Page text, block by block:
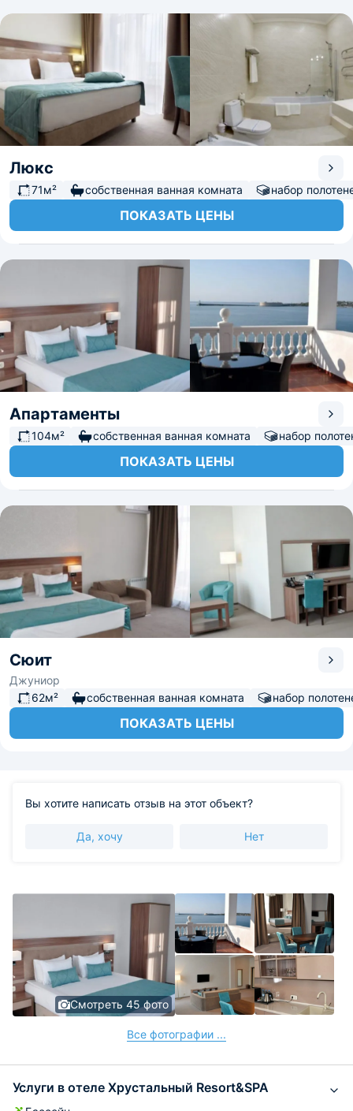
Люкс
71м² собственная ванная комната набор
ПОКАЗАТЬ ЦЕНЫ
Апартаменты
104м² собственная ванная комната набор
ПОКАЗАТЬ ЦЕНЫ
Сюит
Джуниор
62м²
собственная ванная комната набор
ПОКАЗАТЬ ЦЕНЫ
Вы хотите написать отзыв на этот объект?
Да, хочу Нет
Смотреть 45 фото
Все фотографии ...
Услуги в отеле Хрустальный Resort&SPA